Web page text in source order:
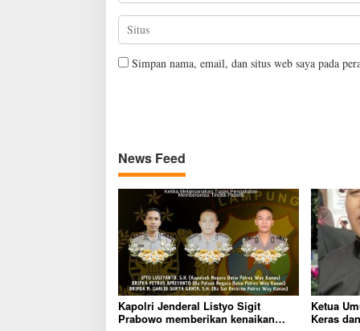
Simpan nama, email, dan situs web saya pada
News Feed
Kapolri Jenderal Listyo Sigit
Prabowo memberikan kenaikan
Ketua
Keras